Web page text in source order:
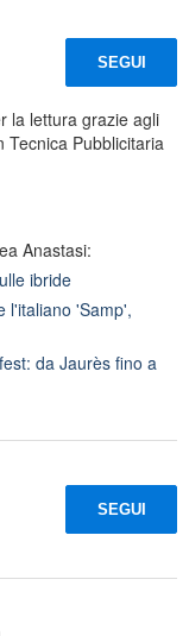
SEGUI
la lettura grazie agli
Pubblicitaria
Anastasi:
ibride
l'italiano 'Samp',
da Jaurès fino a
SEGUI